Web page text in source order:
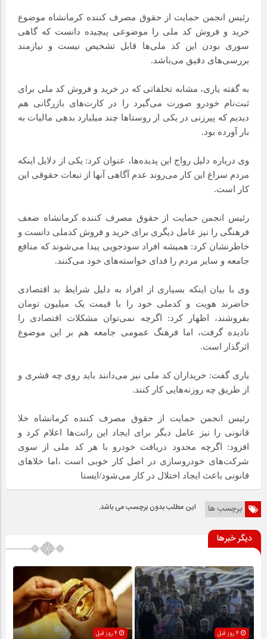
رئیس انجمن حمایت از حقوق مصرف کننده کرمانشاه موضوع
خرید و فروش کد ملی را موضوعی پیچیده دانست که گاهی
سوری بودن این کد ملی‌ها قابل تشخیص نیست و نیازمند
بررسی‌های دقیق می‌باشد.
به گفته یاری، مشابه تخلفاتی که در خرید و فروش کد ملی برای
ثبت‌نام خودرو صورت می‌گیرد را در کارت‌های بازرگانی هم
دیدیم که پیرزنی در یکی از روستاها چند میلیارد بدهی مالیات به
بار آورده بود.
وی درباره دلیل رواج این پدیده‌ها، عنوان کرد: یکی از دلایل اینکه
مردم سراغ این کار می‌روند عدم آگاهی آنها از تبعات حقوقی این
کار است.
رئیس انجمن حمایت از حقوق مصرف کننده کرمانشاه ضعف
فرهنگی را نیز عامل دیگری برای خرید و فروش کدملی دانست و
خاطرنشان کرد: همیشه افراد سودجویی پیدا می‌شوند که منافع
جامعه و سایر مردم را فدای خواسته‌های خود می‌کنند.
وی با بیان اینکه بسیاری از افراد به دلیل شرایط بد اقتصادی
حاضرند هویت و کدملی خود را با قیمت یک میلیون تومان
بفروشند، اظهار کرد: اگرچه نمی‌توان مشکلات اقتصادی را
نادیده گرفت، اما فرهنگ عمومی جامعه هم بر این موضوع
اثرگذار است.
یاری گفت: خریداران کد ملی نیز می‌دانند باید روی چه قشری و
از طریق چه روزنه‌هایی کار کنند.
رئیس انجمن حمایت از حقوق مصرف کننده کرمانشاه خلا
قانونی را نیز عامل دیگر برای ایجاد این رانت‌ها اعلام کرد و
افزود: اگرچه محدود دریافت خودرو با هر کد ملی از سوی
شرکت‌های خودروسازی در اصل کار خوبی است ،اما خلا‌های
قانونی باعث ایجاد اختلال در کار می‌شود/ایسنا
برچسب ها این مطلب بدون برچسب می باشد.
دیگر خبرها
4 روز قبل